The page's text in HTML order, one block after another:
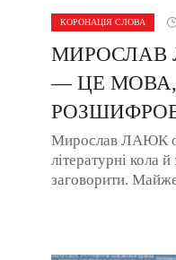
КОРОНАЦІЯ СЛОВА
МИРОСЛАВ
— ЦЕ МОВА,
Мирослав ЛАЮК
літературні кола
заговорити.